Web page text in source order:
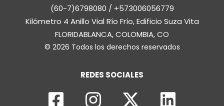
(60-7)6798080 / +573006056779
Kilómetro 4 Anillo Vial Río Frío, Edificio Suza Vita
FLORIDABLANCA, COLOMBIA, CO
© 2026 Todos los derechos reservados
REDES SOCIALES